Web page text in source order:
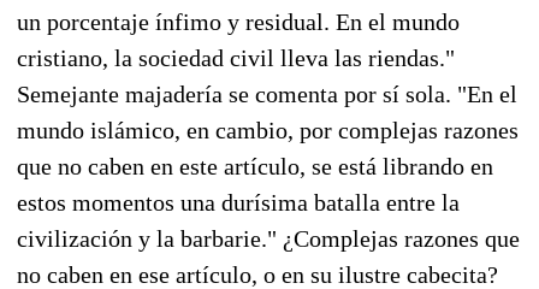
un porcentaje ínfimo y residual. En el mundo
cristiano, la sociedad civil lleva las riendas."
Semejante majadería se comenta por sí sola. "En el
mundo islámico, en cambio, por complejas razones
que no caben en este artículo, se está librando en
estos momentos una durísima batalla entre la
civilización y la barbarie." ¿Complejas razones que
no caben en ese artículo, o en su ilustre cabecita?